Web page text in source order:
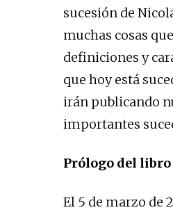
sucesión de
muchas cosas
definiciones y
que hoy está
irán publicando
importantes
Prólogo del libro
El 5 de marzo de